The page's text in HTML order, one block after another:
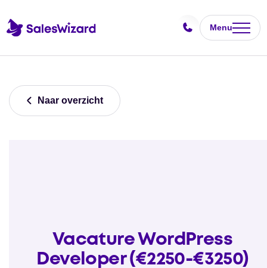
Menu
Naar overzicht
Vacature WordPress
Developer (€2250-€3250)